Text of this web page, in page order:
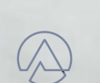
İçeriğe
geç